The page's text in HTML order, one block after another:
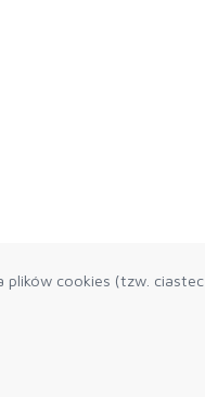
cookies (tzw.